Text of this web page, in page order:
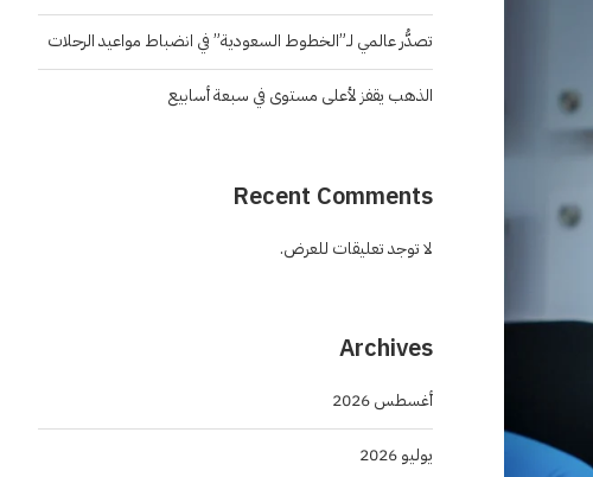
تصدُّر عالمي لـ”الخطوط السعودية” في انضباط مواعيد الرحلات
الذهب يقفز لأعلى مستوى في سبعة أسابيع
Recent Comments
لا توجد تعليقات للعرض.
Archives
أغسطس 2026
يوليو 2026